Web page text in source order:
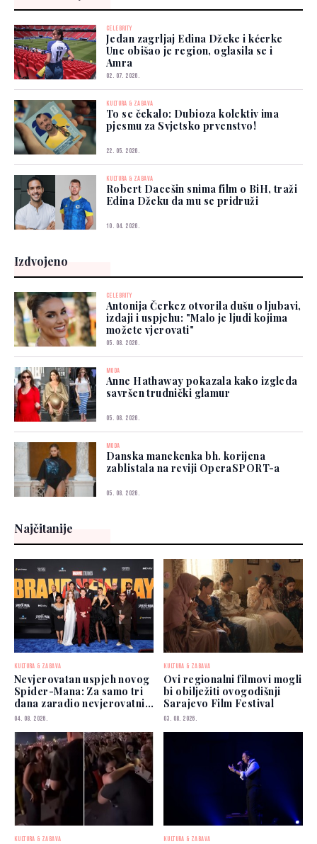
CELEBRITY
Jedan zagrljaj Edina Džeke i kćerke
Une obišao je region, oglasila se i
Amra
02. 07. 2026.
KULTURA & ZABAVA
To se čekalo: Dubioza kolektiv ima
pjesmu za Svjetsko prvenstvo!
22. 05. 2026.
KULTURA & ZABAVA
Robert Dacešin snima film o BiH, traži
Edina Džeku da mu se pridruži
10. 04. 2026.
Izdvojeno
CELEBRITY
Antonija Čerkez otvorila dušu o ljubavi,
izdaji i uspjehu: "Malo je ljudi kojima
možete vjerovati"
05. 08. 2026.
MODA
Anne Hathaway pokazala kako izgleda
savršen trudnički glamur
05. 08. 2026.
MODA
Danska manekenka bh. korijena
zablistala na reviji OperaSPORT-a
05. 08. 2026.
Najčitanije
KULTURA & ZABAVA
Nevjerovatan uspjeh novog
Spider-Mana: Za samo tri
dana zaradio nevjerovatnih
927 miliona dolara
04. 08. 2026.
KULTURA & ZABAVA
Ovi regionalni filmovi mogli
bi obilježiti ovogodišnji
Sarajevo Film Festival
03. 08. 2026.
KULTURA & ZABAVA KULTURA & ZABAVA